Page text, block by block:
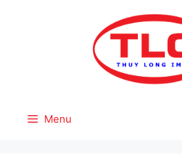
Menu